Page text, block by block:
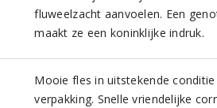
fluweelzacht aanvoelen. Een
maakt ze een koninklijke indruk.
Mooie fles in uitstekende
verpakking. Snelle vriendelijke